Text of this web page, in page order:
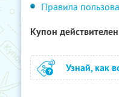
Правила
Купон
Узнай, как